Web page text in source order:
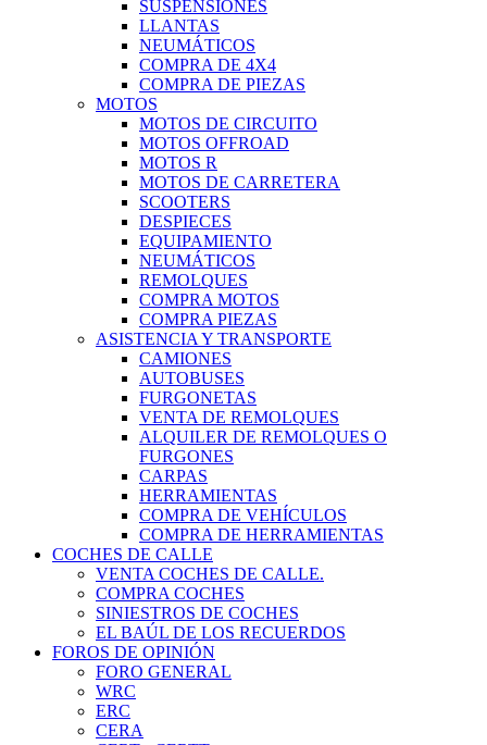
SUSPENSIONES
LLANTAS
NEUMÁTICOS
COMPRA DE 4X4
COMPRA DE PIEZAS
MOTOS
MOTOS DE CIRCUITO
MOTOS OFFROAD
MOTOS R
MOTOS DE CARRETERA
SCOOTERS
DESPIECES
EQUIPAMIENTO
NEUMÁTICOS
REMOLQUES
COMPRA MOTOS
COMPRA PIEZAS
ASISTENCIA Y TRANSPORTE
CAMIONES
AUTOBUSES
FURGONETAS
VENTA DE REMOLQUES
ALQUILER DE REMOLQUES O
FURGONES
CARPAS
HERRAMIENTAS
COMPRA DE VEHÍCULOS
COMPRA DE HERRAMIENTAS
COCHES DE CALLE
VENTA COCHES DE CALLE.
COMPRA COCHES
SINIESTROS DE COCHES
EL BAÚL DE LOS RECUERDOS
FOROS DE OPINIÓN
FORO GENERAL
WRC
ERC
CERA